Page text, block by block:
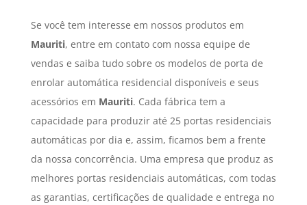
Se você tem interesse em nossos produtos em
Mauriti, entre em contato com nossa equipe de
vendas e saiba tudo sobre os modelos de porta de
enrolar automática residencial disponíveis e seus
acessórios em Mauriti. Cada fábrica tem a
capacidade para produzir até 25 portas residenciais
automáticas por dia e, assim, ficamos bem a frente
da nossa concorrência. Uma empresa que produz as
melhores portas residenciais automáticas, com todas
as garantias, certificações de qualidade e entrega no